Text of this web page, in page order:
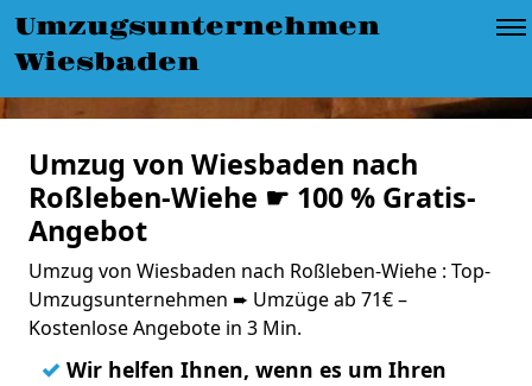
Umzugsunternehmen
Wiesbaden
Umzug von Wiesbaden nach
Roßleben-Wiehe ☛ 100 % Gratis-
Angebot
Umzug von Wiesbaden nach Roßleben-Wiehe : Top-
Umzugsunternehmen ➨ Umzüge ab 71€ –
Kostenlose Angebote in 3 Min.
✓ Wir helfen Ihnen, wenn es um Ihren